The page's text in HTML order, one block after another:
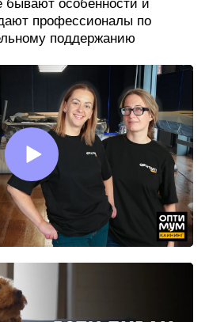
бывают особенности и
профессионалы по
поддержанию